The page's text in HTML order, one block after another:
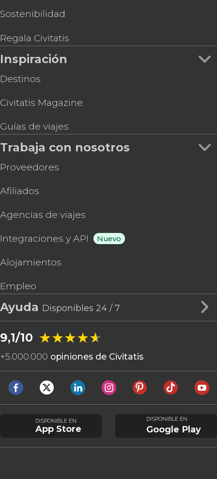
Sostenibilidad
Regala Civitatis
Inspiración
Destinos
Civitatis Magazine
Guías de viajes
Trabaja con nosotros
Proveedores
Afiliados
Agencias de viajes
Integraciones y API Nuevo
Alojamientos
Empleo
Ayuda Disponibles 24 / 7
9,1/10 ★★★★★
★★★★★
+5.000.000 opiniones de Civitatis
DISPONIBLE EN
App Store
DISPONIBLE EN
Google Play